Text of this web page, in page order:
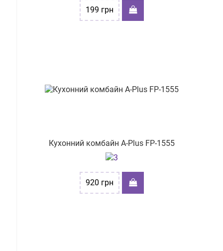
199 грн
Кухонний комбайн A-Plus FP-1555
920 грн